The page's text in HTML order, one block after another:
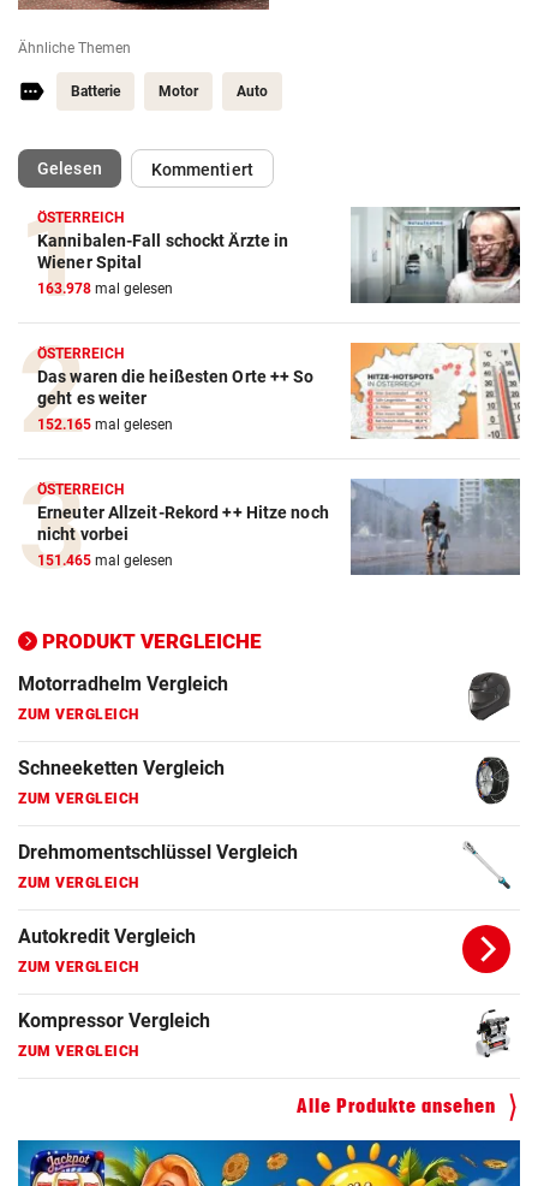
Ähnliche Themen
Batterie Motor Auto
Gelesen(ausgewählt)Kommentiert
ÖSTERREICH
Kannibalen-Fall schockt Ärzte in
Wiener Spital
163.978 mal gelesen
ÖSTERREICH
Das waren die heißesten Orte ++ So
geht es weiter
152.165 mal gelesen
ÖSTERREICH
Erneuter Allzeit-Rekord ++ Hitze noch
nicht vorbei
151.465 mal gelesen
PRODUKT VERGLEICHE
Autobatterie Vergleich
ZUM VERGLEICH
Winterreifen Vergleich
ZUM VERGLEICH
Wagenheber Vergleich
ZUM VERGLEICH
Elektroroller Vergleich
ZUM VERGLEICH
ZUM VERGLEICH
Motorradhelm Vergleich
ZUM VERGLEICH
Schneeketten Vergleich
ZUM VERGLEICH
Drehmomentschlüssel Vergleich
ZUM VERGLEICH
Autokredit Vergleich
ZUM VERGLEICH
Kompressor Vergleich
ZUM VERGLEICH
Alle Produkte ansehen